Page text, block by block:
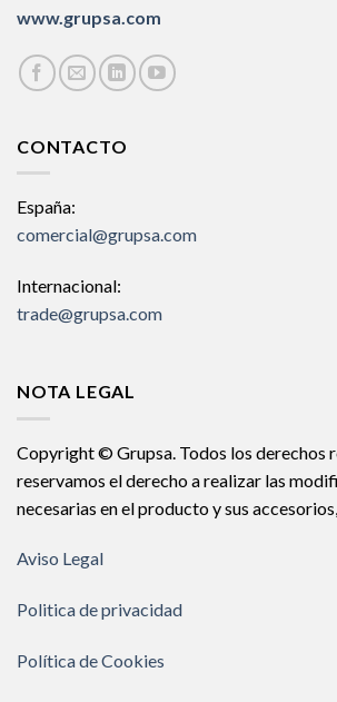
www.grupsa.com
CONTACTO
España:
comercial@grupsa.com
Internacional:
trade@grupsa.com
NOTA LEGAL
Copyright © Grupsa. Todos los derechos
reservamos el derecho a realizar las
necesarias en el producto y sus
Aviso Legal
Politica de privacidad
Política de Cookies